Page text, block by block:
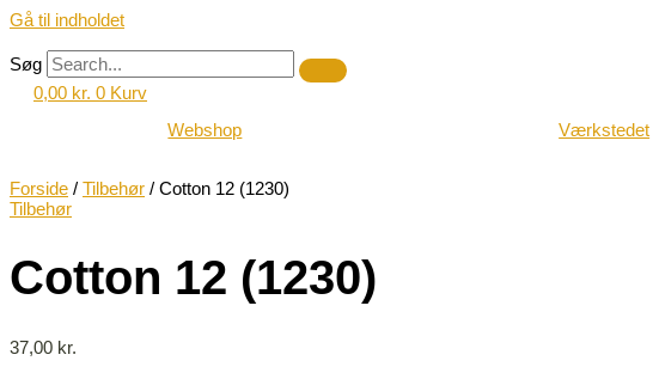
Gå til indholdet
Søg
0,00 kr. 0 Kurv
Webshop
Værkstedet
Forside / Tilbehør / Cotton 12 (1230)
Tilbehør
Cotton 12 (1230)
37,00 kr.